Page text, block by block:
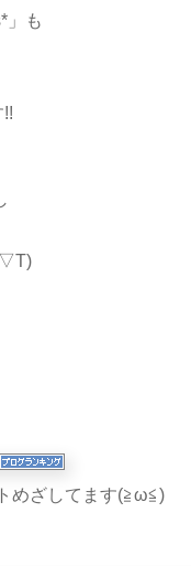
」も
めざしてます(≧ω≦)